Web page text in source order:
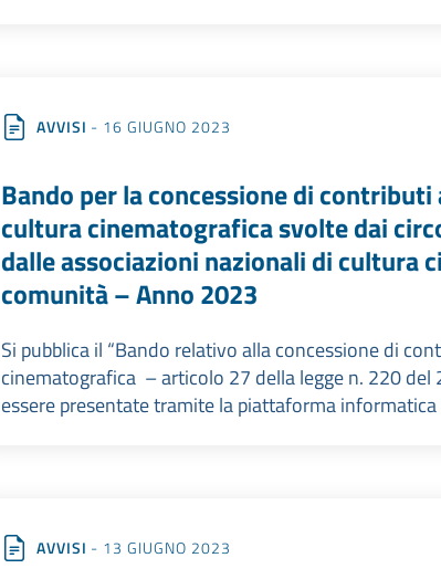
AVVISI - 16 GIUGNO 2023
Bando per la concessione di
cultura cinematografica svolte dai
dalle associazioni nazionali di cultura
comunità – Anno 2023
Si pubblica il “Bando relativo alla concessione di
cinematografica – articolo 27 della legge n. 220
essere presentate tramite la piattaforma informatica
AVVISI - 13 GIUGNO 2023